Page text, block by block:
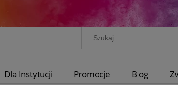
Dla Instytucji Promocje Blog